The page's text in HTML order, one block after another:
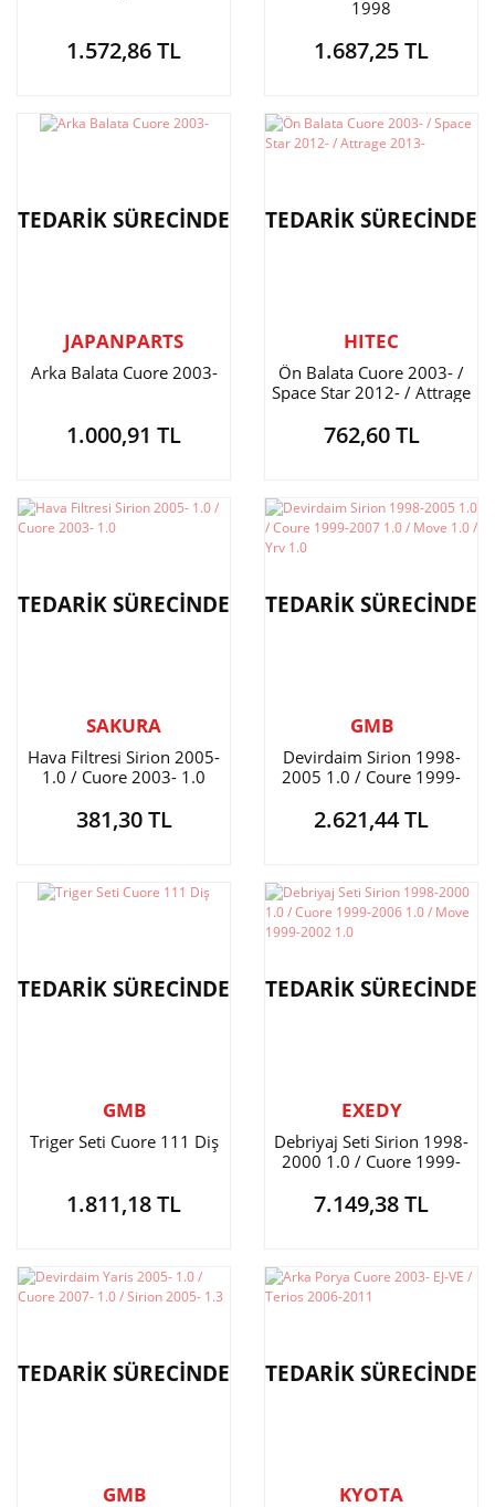
1.572,86 TL
1998
1.687,25 TL
TEDARİK SÜRECİNDE
JAPANPARTS
Arka Balata Cuore 2003-
1.000,91 TL
TEDARİK SÜRECİNDE
HITEC
Ön Balata Cuore 2003- /
Space Star 2012- / Attrage
762,60 TL
TEDARİK SÜRECİNDE
SAKURA
Hava Filtresi Sirion 2005-
1.0 / Cuore 2003- 1.0
381,30 TL
TEDARİK SÜRECİNDE
GMB
Devirdaim Sirion 1998-
2005 1.0 / Coure 1999-
1.0
2.621,44 TL
TEDARİK SÜRECİNDE
GMB
Triger Seti Cuore 111 Diş
1.811,18 TL
TEDARİK SÜRECİNDE
EXEDY
Debriyaj Seti Sirion 1998-
2000 1.0 / Cuore 1999-
2002 1.0
7.149,38 TL
TEDARİK SÜRECİNDE
GMB
TEDARİK SÜRECİNDE
KYOTA